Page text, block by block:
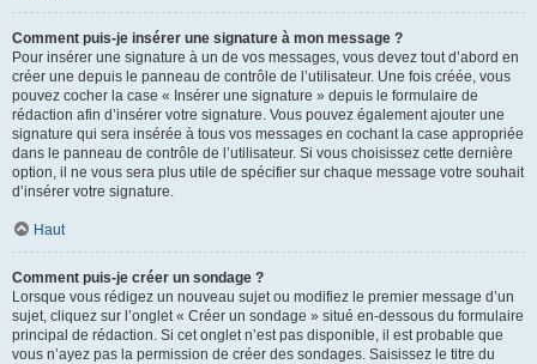
Comment puis-je insérer une signature à mon message ?
Pour insérer une signature à un de vos messages, vous devez tout d’abord en
créer une depuis le panneau de contrôle de l’utilisateur. Une fois créée, vous
pouvez cocher la case « Insérer une signature » depuis le formulaire de
rédaction afin d’insérer votre signature. Vous pouvez également ajouter une
signature qui sera insérée à tous vos messages en cochant la case appropriée
dans le panneau de contrôle de l’utilisateur. Si vous choisissez cette dernière
option, il ne vous sera plus utile de spécifier sur chaque message votre souhait
d’insérer votre signature.
Haut
Comment puis-je créer un sondage ?
Lorsque vous rédigez un nouveau sujet ou modifiez le premier message d’un
sujet, cliquez sur l’onglet « Créer un sondage » situé en-dessous du formulaire
principal de rédaction. Si cet onglet n’est pas disponible, il est probable que
vous n’ayez pas la permission de créer des sondages. Saisissez le titre du